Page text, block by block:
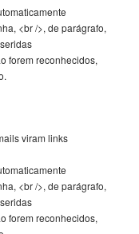
<br />, de parágrafo,
forem reconhecidos,
viram links
<br />, de parágrafo,
forem reconhecidos,